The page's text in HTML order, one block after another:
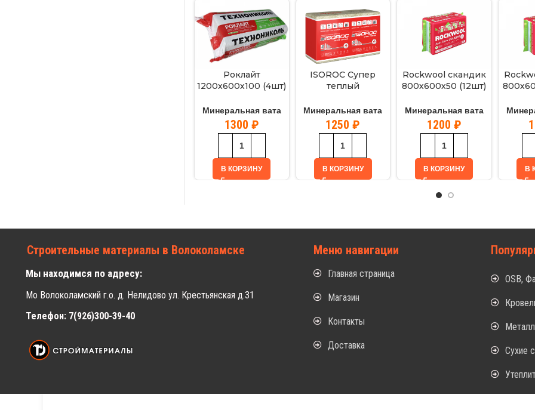
Роклайт
1200х600х100 (4шт)
Минеральная вата
1300 ₽
В КОРЗИНУ
ISOROC Супер
теплый
3,05м2
Минеральная вата
1250₽
В КОРЗИНУ
Rockwool скандик
800х600х50 (12шт)
Минеральная вата
1200 ₽
В КОРЗИНУ В
Строительные материалы в Волоколамске
Мы находимся по адресу:
Мо Волоколамский г.о. д. Нелидово ул. Крестьянская д.31
Телефон: 7(926)300-39-40
Меню навигации
Главная страница
Магазин
Контакты
Доставка
OSB,
Металл
Сухие